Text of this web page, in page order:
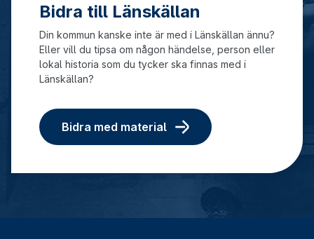
Bidra till Länskällan
Din kommun kanske inte är med i Länskällan ännu?
Eller vill du tipsa om någon händelse, person eller
lokal historia som du tycker ska finnas med i
Länskällan?
Bidra med material